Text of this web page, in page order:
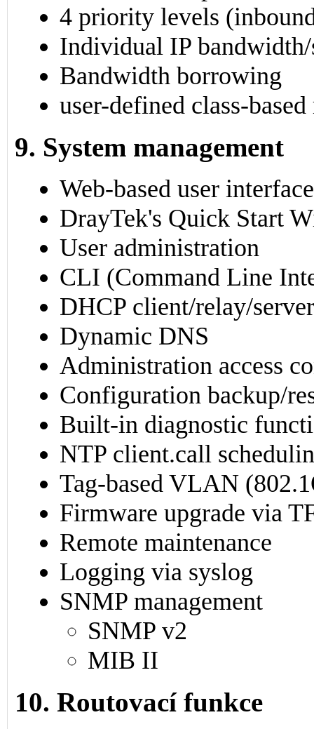
4 priority levels
Individual IP
Bandwidth borrowing
user-defined class-based
9. System management
Web-based user
DrayTek's Quick Start
User administration
CLI (Command Line
DHCP client/relay/server
Dynamic DNS
Administration access
Configuration backup/
Built-in diagnostic
NTP client.call
Tag-based VLAN
Firmware upgrade via
Remote maintenance
Logging via syslog
SNMP management
SNMP v2
MIB II
10. Routovací funkce